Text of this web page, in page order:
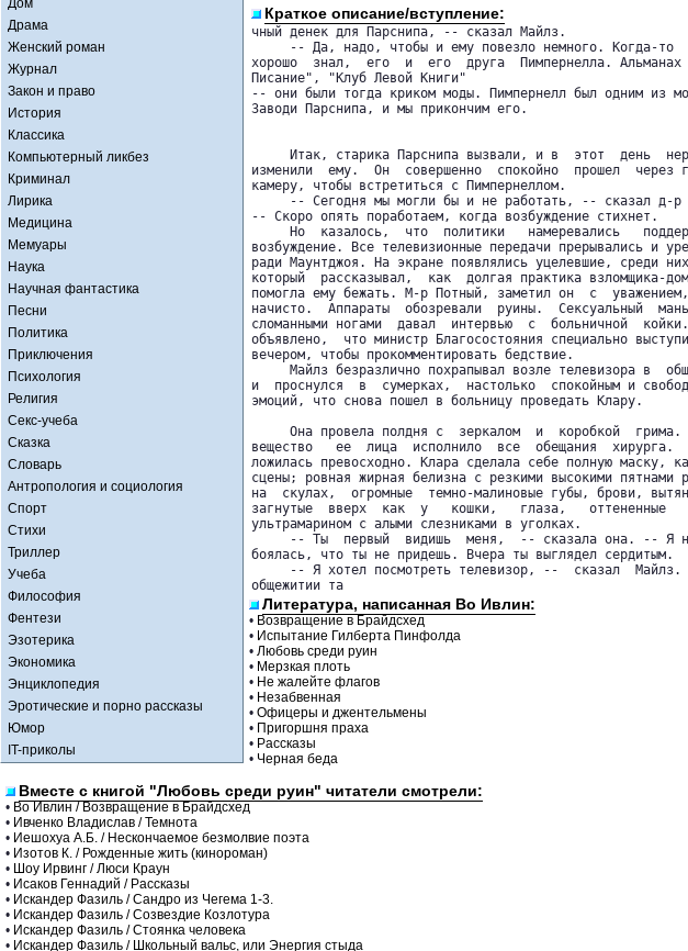
Дом
Драма
Женский роман
Журнал
Закон и право
История
Классика
Компьютерный ликбез
Криминал
Лирика
Медицина
Мемуары
Наука
Научная фантастика
Песни
Политика
Приключения
Психология
Религия
Секс-учеба
Сказка
Словарь
Антропология и социология
Спорт
Стихи
Триллер
Учеба
Философия
Фентези
Эзотерика
Экономика
Энциклопедия
Эротические и порно рассказы
Юмор
IT-приколы
Краткое описание/вступление:
чный денек для Парснипа, -- сказал Майлз.
-- Да, надо, чтобы и ему повезло немного. Когда-то
хорошо  знал,  его  и  его  друга  Пимпернелла. Альманах
Писание", "Клуб Левой Книги"
-- они были тогда криком моды. Пимпернелл был одним из
Заводи Парснипа, и мы прикончим его.
Итак, старика Парснипа вызвали, и в  этот  день
изменили  ему.  Он  совершенно  спокойно  прошел  через
камеру, чтобы встретиться с Пимпернеллом.
-- Сегодня мы могли бы и не работать, -- сказал д-р
-- Скоро опять поработаем, когда возбуждение стихнет.
Но  казалось,  что  политики   намеревались
возбуждение. Все телевизионные передачи прерывались и
ради Маунтджоя. На экране появлялись уцелевшие, среди
который  рассказывал,  как  долгая практика взломщика-
помогла ему бежать. М-р Потный, заметил он  с
начисто.  Аппараты  обозревали  руины.  Сексуальный
сломанными ногами  давал  интервью  с  больничной
объявлено,  что министр Благосостояния специально
вечером, чтобы прокомментировать бедствие.
Майлз безразлично похрапывал возле телевизора в
и  проснулся  в  сумерках,  настолько  спокойным и
эмоций, что снова пошел в больницу проведать Клару.
Она провела полдня с  зеркалом  и  коробкой  грима.
вещество   ее  лица  исполнило  все  обещания  хирурга.
ложилась превосходно. Клара сделала себе полную маску,
сцены; ровная жирная белизна с резкими высокими пятнами
на  скулах,  огромные  темно-малиновые губы, брови,
загнутые  вверх  как  у   кошки,   глаза,   оттененные
ультрамарином с алыми слезниками в уголках.
-- Ты  первый  видишь  меня,  -- сказала она. -- Я
боялась, что ты не придешь. Вчера ты выглядел сердитым.
-- Я хотел посмотреть телевизор, --  сказал  Майлз.
общежитии та
Литература, написанная Во Ивлин:
• Возвращение в Брайдсхед
• Испытание Гилберта Пинфолда
• Любовь среди руин
• Мерзкая плоть
• Не жалейте флагов
• Незабвенная
• Офицеры и джентельмены
• Пригоршня праха
• Рассказы
• Черная беда
Вместе с книгой "Любовь среди руин" читатели смотрели:
• Во Ивлин / Возвращение в Брайдсхед
• Ивченко Владислав / Темнота
• Иешохуа А.Б. / Нескончаемое безмолвие поэта
• Изотов К. / Рожденные жить (кинороман)
• Шоу Ирвинг / Люси Краун
• Исаков Геннадий / Рассказы
• Искандер Фазиль / Сандро из Чегема 1-3.
• Искандер Фазиль / Созвездие Козлотура
• Искандер Фазиль / Стоянка человека
• Искандер Фазиль / Школьный вальс, или Энергия стыда